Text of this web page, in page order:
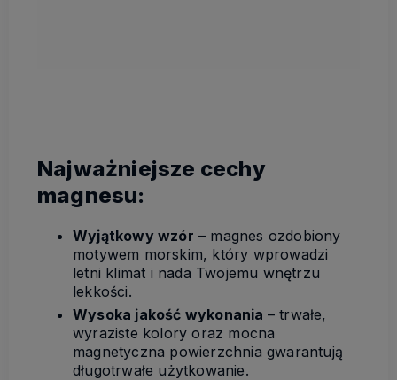
Najważniejsze cechy
magnesu:
Wyjątkowy wzór – magnes ozdobiony
motywem morskim, który wprowadzi
letni klimat i nada Twojemu wnętrzu
lekkości.
Wysoka jakość wykonania – trwałe,
wyraziste kolory oraz mocna
magnetyczna powierzchnia gwarantują
długotrwałe użytkowanie.